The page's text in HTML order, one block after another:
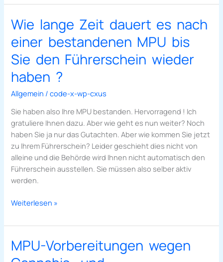
Wie lange Zeit dauert es nach
einer bestandenen MPU bis
Sie den Führerschein wieder
haben ?
Allgemein /code-x-wp-cxus
Sie haben also Ihre MPU bestanden. Hervorragend ! Ich
gratuliere Ihnen dazu. Aber wie geht es nun weiter? Noch
haben Sie ja nur das Gutachten. Aber wie kommen Sie jetzt
zu Ihrem Führerschein? Leider geschieht dies nicht von
alleine und die Behörde wird Ihnen nicht automatisch den
Führerschein ausstellen. Sie müssen also selber aktiv
werden.
Wie
lange
Zeit
dauert
es
nach
einer
bestandenen
MPU
bis
Sie
den
Führerschein
wieder
haben
Weiterlesen »
MPU-Vorbereitungen wegen
MPU-
Vorbereitungen